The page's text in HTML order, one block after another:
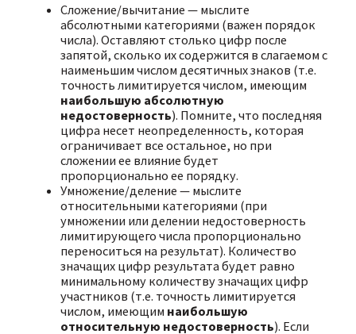
Сложение/вычитание — мыслите
абсолютными категориями (важен порядок
числа). Оставляют столько цифр после
запятой, сколько их содержится в слагаемом с
наименьшим числом десятичных знаков (т.е.
точность лимитируется числом, имеющим
наибольшую абсолютную
недостоверность). Помните, что последняя
цифра несет неопределенность, которая
ограничивает все остальное, но при
сложении ее влияние будет
пропорционально ее порядку.
Умножение/деление — мыслите
относительными категориями (при
умножении или делении недостоверность
лимитирующего числа пропорционально
переноситься на результат). Количество
значащих цифр результата будет равно
минимальному количеству значащих цифр
участников (т.е. точность лимитируется
числом, имеющим наибольшую
относительную недостоверность). Если